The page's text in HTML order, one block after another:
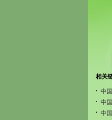
相关
中
中
中